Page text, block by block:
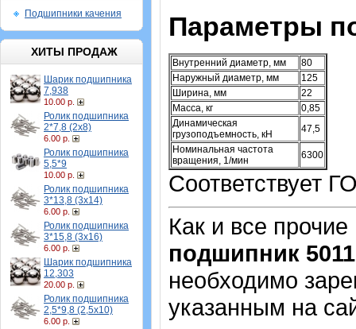
Подшипники качения
ХИТЫ ПРОДАЖ
Шарик подшипника
7,938
10.00 р.
Ролик подшипника
2*7,8 (2х8)
6.00 р.
Ролик подшипника
5,5*9
10.00 р.
Ролик подшипника
3*13,8 (3х14)
6.00 р.
Ролик подшипника
3*15,8 (3х16)
6.00 р.
Шарик подшипника
12,303
20.00 р.
Ролик подшипника
2,5*9,8 (2,5х10)
6.00 р.
Параметры
Внутренний диаметр, мм
80
Наружный диаметр, мм
125
Ширина, мм
22
Масса, кг
0,85
Динамическая
грузоподъемность, кН
47,5
Номинальная частота
вращения, 1/мин
6300
Соответствует
Как и все
подшипник
необходимо
указанным на